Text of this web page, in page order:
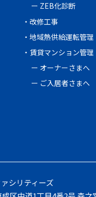
ZEB化診断
改修工事
地域熱供給運転管理
賃貸マンション管理
オーナーさまへ
ご入居者さまへ
シリティーズ